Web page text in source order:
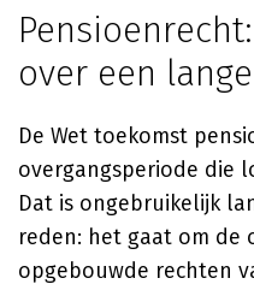
over een
De Wet toekomst
overgangsperiode die
Dat is ongebruikelijk
reden: het gaat om de
opgebouwde rechten